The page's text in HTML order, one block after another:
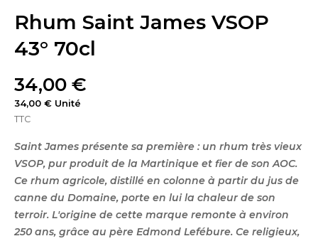
Rhum Saint James VSOP
43° 70cl
34,00 €
34,00 € Unité
TTC
Saint James présente sa première : un rhum très vieux
VSOP, pur produit de la Martinique et fier de son AOC.
Ce rhum agricole, distillé en colonne à partir du jus de
canne du Domaine, porte en lui la chaleur de son
terroir. L'origine de cette marque remonte à environ
250 ans, grâce au père Edmond Lefébure. Ce religieux,